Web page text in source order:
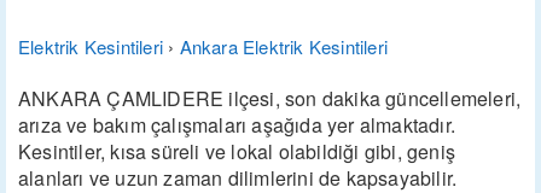
Elektrik Kesintileri › Ankara Elektrik Kesintileri
ANKARA ÇAMLIDERE ilçesi, son dakika güncellemeleri,
arıza ve bakım çalışmaları aşağıda yer almaktadır.
Kesintiler, kısa süreli ve lokal olabildiği gibi, geniş
alanları ve uzun zaman dilimlerini de kapsayabilir.